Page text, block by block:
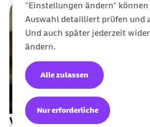
"Einstellungen ändern" können
Auswahl detailliert prüfen und
Und auch später jederzeit
ändern.
Nur erforderliche
Alle zulassen
Vorsorgevollmacht - übergeben